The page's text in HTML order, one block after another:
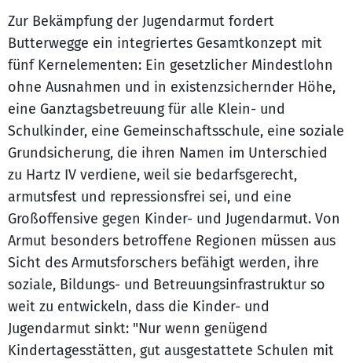
Zur Bekämpfung der Jugendarmut fordert
Butterwegge ein integriertes Gesamtkonzept mit
fünf Kernelementen: Ein gesetzlicher Mindestlohn
ohne Ausnahmen und in existenzsichernder Höhe,
eine Ganztagsbetreuung für alle Klein- und
Schulkinder, eine Gemeinschaftsschule, eine soziale
Grundsicherung, die ihren Namen im Unterschied
zu Hartz IV verdiene, weil sie bedarfsgerecht,
armutsfest und repressionsfrei sei, und eine
Großoffensive gegen Kinder- und Jugendarmut. Von
Armut besonders betroffene Regionen müssen aus
Sicht des Armutsforschers befähigt werden, ihre
soziale, Bildungs- und Betreuungsinfrastruktur so
weit zu entwickeln, dass die Kinder- und
Jugendarmut sinkt: "Nur wenn genügend
Kindertagesstätten, gut ausgestattete Schulen mit